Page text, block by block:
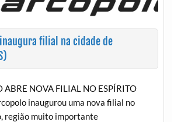
inaugura filial na cidade de
ABRE NOVA FILIAL NO ESPÍRITO
inaugurou uma nova filial no
região muito importante